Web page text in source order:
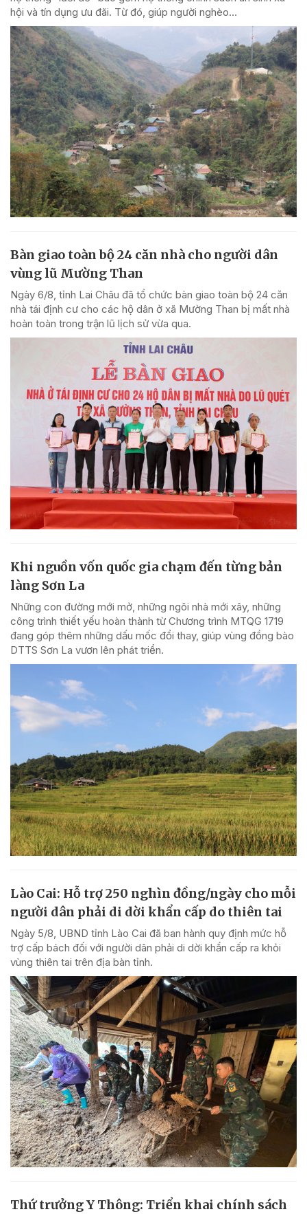
hội và tín dụng ưu đãi. Từ đó, giúp người nghèo...
Bàn giao toàn bộ 24 căn nhà cho người dân
vùng lũ Mường Than
Ngày 6/8, tỉnh Lai Châu đã tổ chức bàn giao toàn bộ 24 căn
nhà tái định cư cho các hộ dân ở xã Mường Than bị mất nhà
hoàn toàn trong trận lũ lịch sử vừa qua.
Khi nguồn vốn quốc gia chạm đến từng bản
làng Sơn La
Những con đường mới mở, những ngôi nhà mới xây, những
công trình thiết yếu hoàn thành từ Chương trình MTQG 1719
đang góp thêm những dấu mốc đổi thay, giúp vùng đồng bào
DTTS Sơn La vươn lên phát triển.
Lào Cai: Hỗ trợ 250 nghìn đồng/ngày cho mỗi
người dân phải di dời khẩn cấp do thiên tai
Ngày 5/8, UBND tỉnh Lào Cai đã ban hành quy định mức hỗ
trợ cấp bách đối với người dân phải di dời khẩn cấp ra khỏi
vùng thiên tai trên địa bàn tỉnh.
Thứ trưởng Y Thông: Triển khai chính sách